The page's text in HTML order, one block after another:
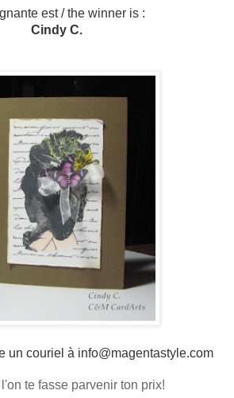
est / the winner is :
Cindy C.
un couriel à info@magentastyle.com
te fasse parvenir ton prix!